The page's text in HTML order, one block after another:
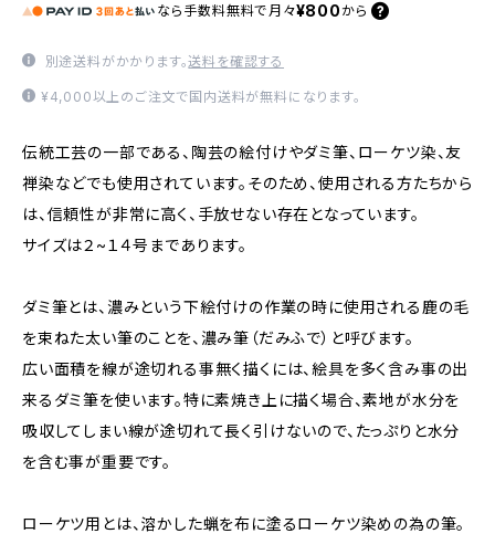
なら 手数料無料で 月々¥800 から
別途送料がかかります。送料を確認する
¥4,000以上のご注文で国内送料が無料になります。
伝統工芸の一部である、陶芸の絵付けやダミ筆、ローケツ染、友
禅染などでも使用されています。そのため、使用される方たちから
は、信頼性が非常に高く、手放せない存在となっています。
サイズは２~１４号まであります。
ダミ筆とは、濃みという下絵付けの作業の時に使用される鹿の毛
を束ねた太い筆のことを、濃み筆（だみふで）と呼びます。
広い面積を線が途切れる事無く描くには、絵具を多く含み事の出
来るダミ筆を使います。特に素焼き上に描く場合、素地が水分を
吸収してしまい線が途切れて長く引けないので、たっぷりと水分
を含む事が重要です。
ローケツ用とは、溶かした蝋を布に塗るローケツ染めの為の筆。